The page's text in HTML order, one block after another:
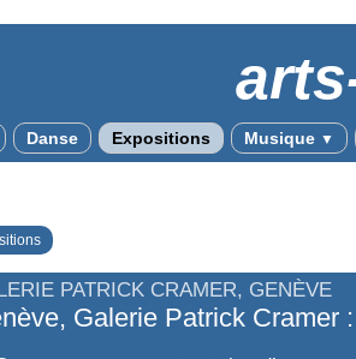
Danse Expositions Musique ▼
PATRICK CRAMER, GENÈVE
Galerie Patrick Cramer